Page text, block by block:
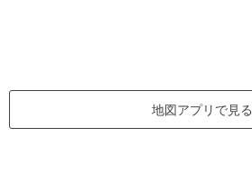
地図アプリで見る